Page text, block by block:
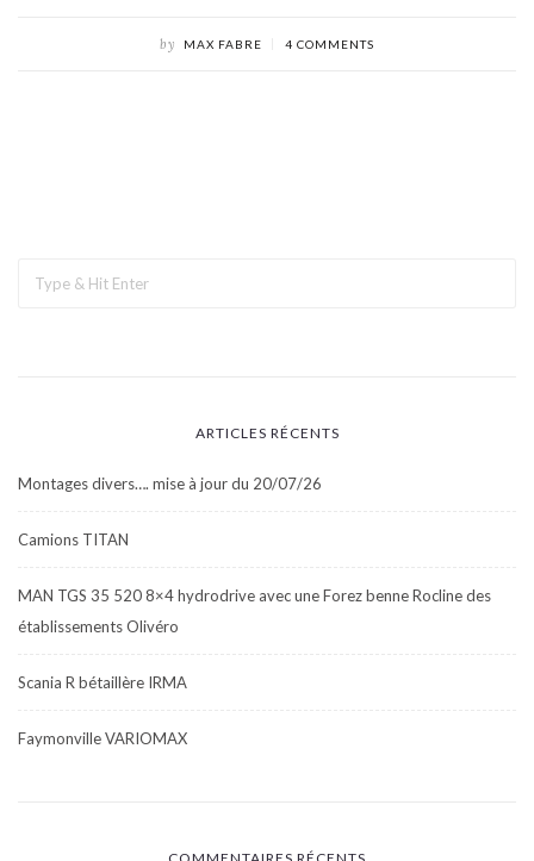
by MAX FABRE 4 COMMENTS
ARTICLES RÉCENTS
Montages divers…. mise à jour du 20/07/26
Camions TITAN
MAN TGS 35 520 8×4 hydrodrive avec une Forez benne Rocline des
établissements Olivéro
Scania R bétaillère IRMA
Faymonville VARIOMAX